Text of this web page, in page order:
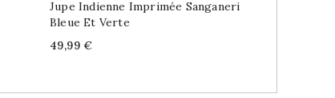
Jupe Indienne Imprimée Sanganeri
Bleue Et Verte
Price
49,99 €